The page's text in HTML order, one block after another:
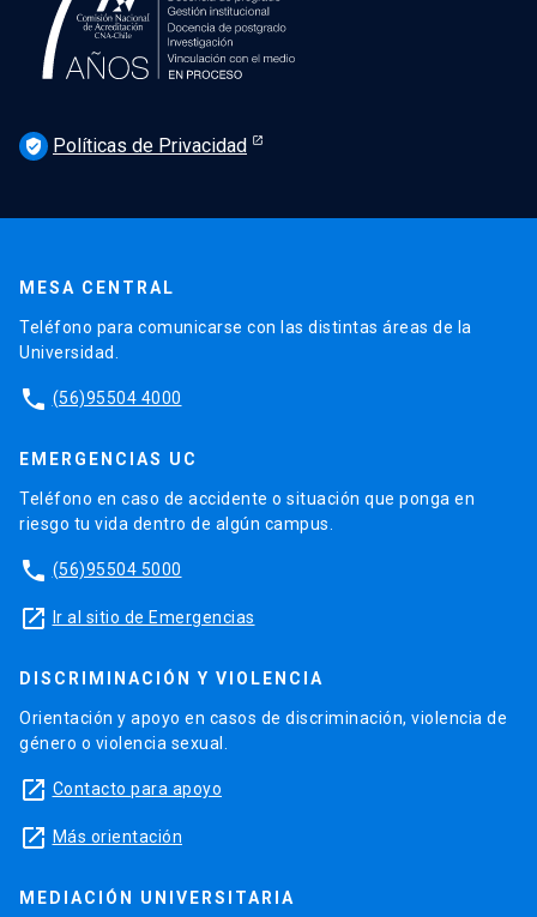
verified_user Políticas de Privacidad
MESA CENTRAL
Teléfono para comunicarse con las distintas áreas de la
Universidad.
phone (56)95504 4000
EMERGENCIAS UC
Teléfono en caso de accidente o situación que ponga en
riesgo tu vida dentro de algún campus.
phone (56)95504 5000
launch Ir al sitio de Emergencias
DISCRIMINACIÓN Y VIOLENCIA
Orientación y apoyo en casos de discriminación, violencia de
género o violencia sexual.
launch Contacto para apoyo
launch Más orientación
MEDIACIÓN UNIVERSITARIA